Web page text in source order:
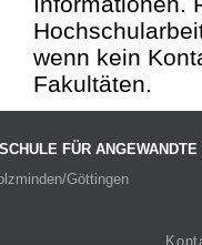
wenn kein
Fakultäten.
FÜR
Göttingen